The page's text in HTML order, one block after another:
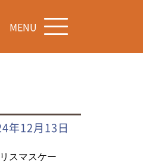
MENU
年12月13日
スマスケー